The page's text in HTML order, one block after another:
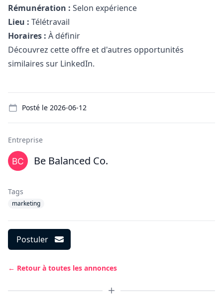
Rémunération : Selon expérience
Lieu : Télétravail
Horaires : À définir
Découvrez cette offre et d'autres opportunités
similaires sur LinkedIn.
Posté le 2026-06-12
Entreprise
Be Balanced Co.
Tags
marketing
Postuler
← Retour à toutes les annonces